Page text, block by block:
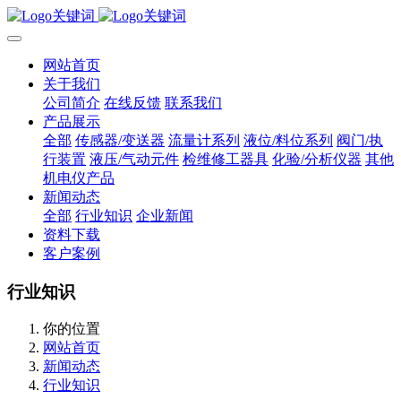
网站首页
关于我们
公司简介 在线反馈 联系我们
产品展示
全部 传感器/变送器 流量计系列 液位/料位系列 阀门/执
行装置 液压/气动元件 检维修工器具 化验/分析仪器 其他
机电仪产品
新闻动态
全部 行业知识 企业新闻
资料下载
客户案例
行业知识
你的位置
网站首页
新闻动态
行业知识